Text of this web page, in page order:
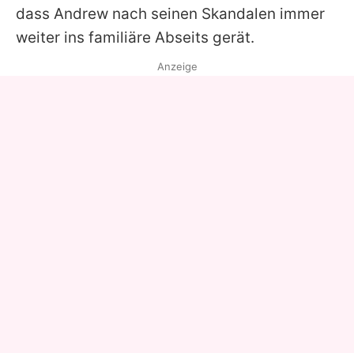
dass Andrew nach seinen Skandalen immer
weiter ins familiäre Abseits gerät.
Anzeige